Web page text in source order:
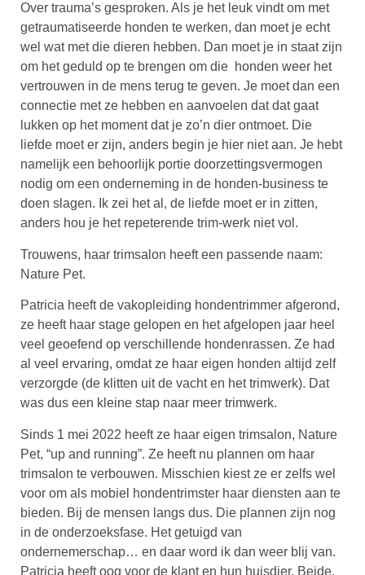
Over trauma’s gesproken. Als je het leuk vindt om met
getraumatiseerde honden te werken, dan moet je echt
wel wat met die dieren hebben. Dan moet je in staat zijn
om het geduld op te brengen om die honden weer het
vertrouwen in de mens terug te geven. Je moet dan een
connectie met ze hebben en aanvoelen dat dat gaat
lukken op het moment dat je zo’n dier ontmoet. Die
liefde moet er zijn, anders begin je hier niet aan. Je hebt
namelijk een behoorlijk portie doorzettingsvermogen
nodig om een onderneming in de honden-business te
doen slagen. Ik zei het al, de liefde moet er in zitten,
anders hou je het repeterende trim-werk niet vol.
Trouwens, haar trimsalon heeft een passende naam:
Nature Pet.
Patricia heeft de vakopleiding hondentrimmer afgerond,
ze heeft haar stage gelopen en het afgelopen jaar heel
veel geoefend op verschillende hondenrassen. Ze had
al veel ervaring, omdat ze haar eigen honden altijd zelf
verzorgde (de klitten uit de vacht en het trimwerk). Dat
was dus een kleine stap naar meer trimwerk.
Sinds 1 mei 2022 heeft ze haar eigen trimsalon, Nature
Pet, “up and running”. Ze heeft nu plannen om haar
trimsalon te verbouwen. Misschien kiest ze er zelfs wel
voor om als mobiel hondentrimster haar diensten aan te
bieden. Bij de mensen langs dus. Die plannen zijn nog
in de onderzoeksfase. Het getuigd van
ondernemerschap… en daar word ik dan weer blij van.
Patricia heeft oog voor de klant en hun huisdier. Beide.